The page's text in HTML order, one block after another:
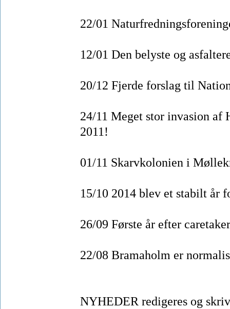
22/01
12/01 Den belyste og
20/12 Fjerde forslag til
24/11 Meget stor invasion
2011!
01/11 Skarvkolonien i
15/10 2014 blev et stabilt år
26/09 Første år efter
22/08 Bramaholm er
NYHEDER redigeres og